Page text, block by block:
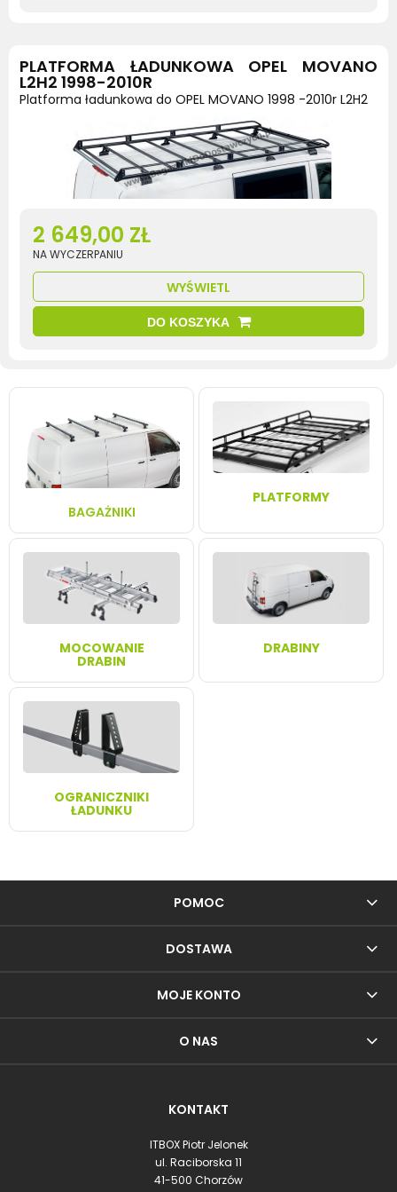
PLATFORMA ŁADUNKOWA OPEL MOVANO
L2H2 1998-2010R
Platforma ładunkowa do OPEL MOVANO 1998 -2010r L2H2
2 649,00 ZŁ
NA WYCZERPANIU
WYŚWIETL
DO KOSZYKA
BAGAŻNIKI
PLATFORMY
MOCOWANIE
DRABIN
DRABINY
OGRANICZNIKI
ŁADUNKU
POMOC
DOSTAWA
MOJE KONTO
O NAS
KONTAKT
ITBOX Piotr Jelonek
ul. Raciborska 11
41-500 Chorzów